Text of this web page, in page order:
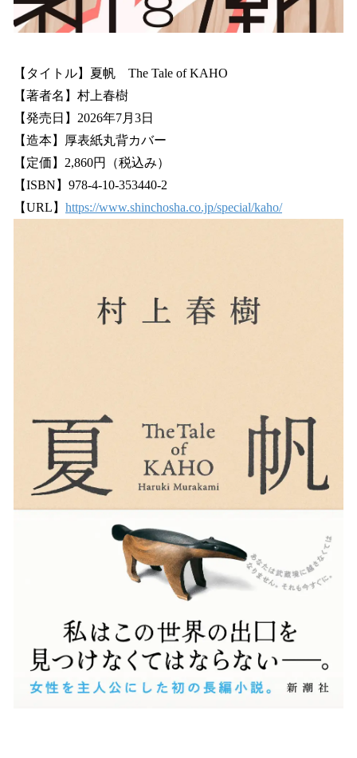
【タイトル】夏帆 The Tale of KAHO
【著者名】村上春樹
【発売日】2026年7月3日
【造本】厚表紙丸背カバー
【定価】2,860円（税込み）
【ISBN】978-4-10-353440-2
【URL】 https://www.shinchosha.co.jp/special/kaho/